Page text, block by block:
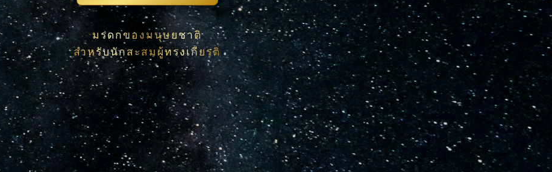
มรดกของมนุษยชาติ
สำหรับนักสะสมผู้ทรงเกียรติ